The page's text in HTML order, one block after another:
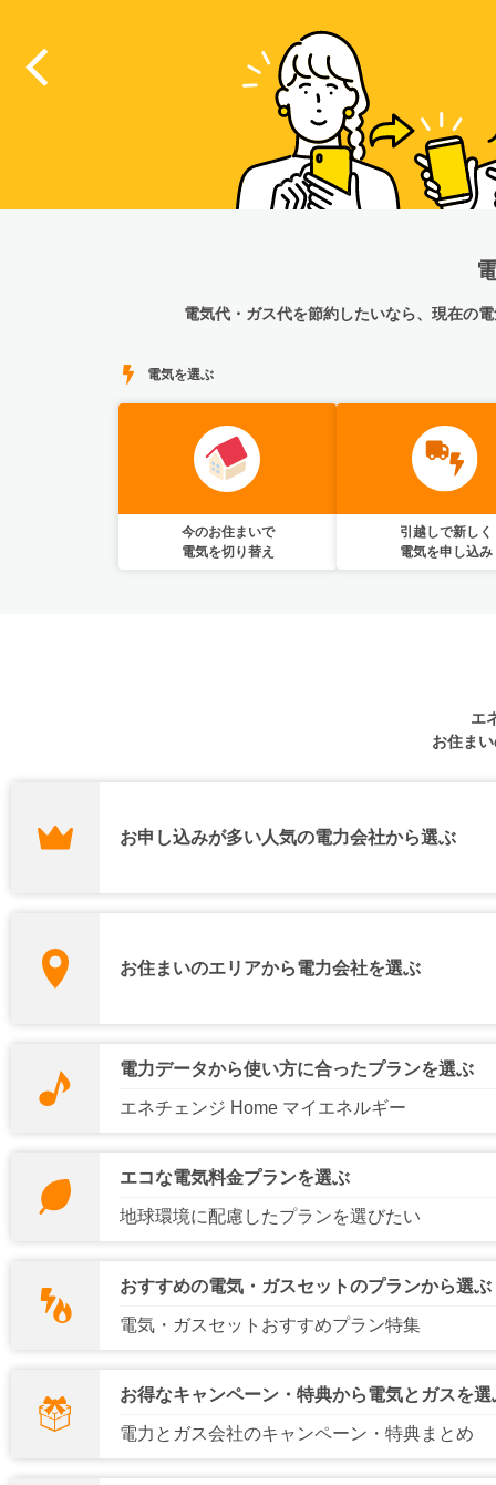
電気代・ガス代を節約したいなら、現在の
電気を選ぶ
今のお住まいで
電気を切り替え
引越しで新しく
電気を申し込み
エ
お住ま
お申し込みが多い人気の電力会社から選ぶ
エバーグリーン・リテイ
リング
お住まいのエリアから電力会社を選ぶ
北海道電力エリア
北陸電力エリア
中国電力エリア
電力データから使い方に合ったプランを選ぶ
エネチェンジ Home マイエネルギー
エコな電気料金プランを選ぶ
地球環境に配慮したプランを選びたい
おすすめの電気・ガスセットのプランから選ぶ
電気・ガスセットおすすめプラン特集
お得なキャンペーン・特典から電気とガスを選
電力とガス会社のキャンペーン・特典まとめ